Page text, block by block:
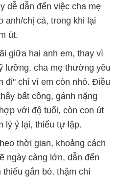
dễ dẫn đến việc cha mẹ
anh/chị cả, trong khi lại
út.
giữa hai anh em, thay vì
lưỡng, cha mẹ thường yêu
đi" chỉ vì em còn nhỏ. Điều
bất công, gánh nặng
với độ tuổi, còn con út
lý ỷ lại, thiếu tự lập.
thời gian, khoảng cách
ngày càng lớn, dẫn đến
thiếu gắn bó, thậm chí